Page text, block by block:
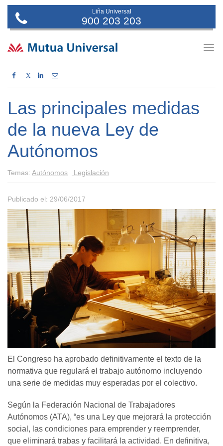
Liña Universal
900 203 203
X
Las principales medidas
de la nueva Ley de
Autónomos
Temas: Autónomos Legislación
Publicado el: 29/06/2017
El Congreso ha aprobado definitivamente el texto de la
normativa que regulará el trabajo autónomo incluyendo
una serie de medidas muy esperadas por el colectivo.
Según la Federación Nacional de Trabajadores
Autónomos (ATA), “es una Ley que mejorará la protección
social, las condiciones para emprender y reemprender,
que eliminará trabas y facilitará la actividad. En definitiva,